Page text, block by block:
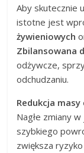
Aby skutecznie
istotne jest
żywieniowych
Zbilansowana
odżywcze,
odchudzaniu.
Redukcja masy
Nagłe zmiany
szybkiego
zwiększa